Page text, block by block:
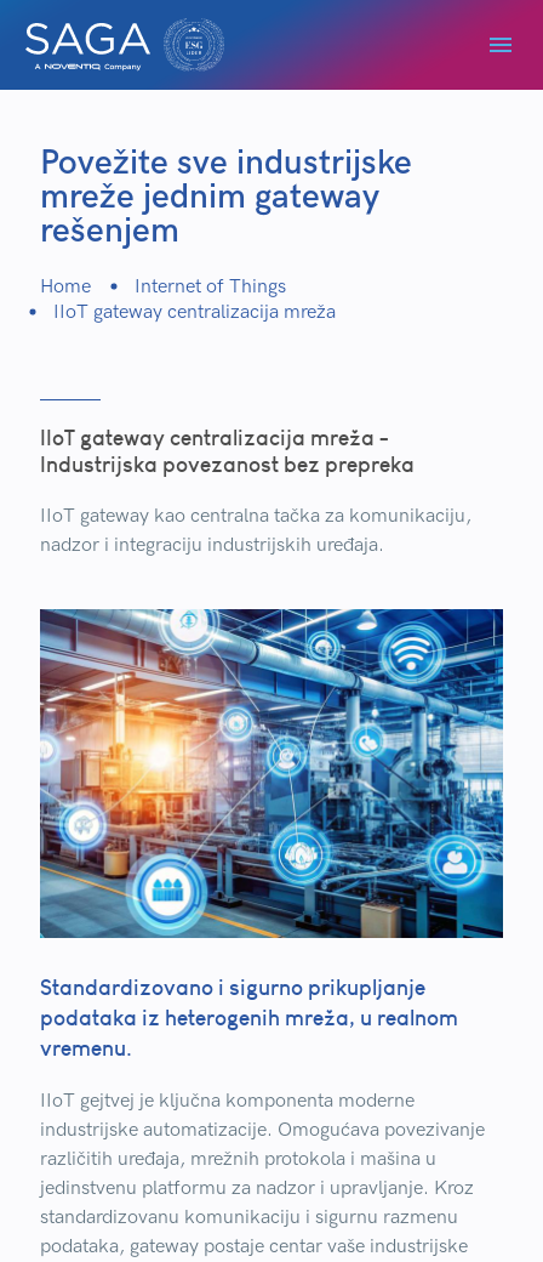
Povežite sve industrijske
mreže jednim gateway
rešenjem
Home
Internet of Things
IIoT gateway centralizacija mreža
IIoT gateway centralizacija mreža -
Industrijska povezanost bez prepreka
IIoT gateway kao centralna tačka za komunikaciju,
nadzor i integraciju industrijskih uređaja.
Standardizovano i sigurno prikupljanje
podataka iz heterogenih mreža, u realnom
vremenu.
IIoT gejtvej je ključna komponenta moderne
industrijske automatizacije. Omogućava povezivanje
različitih uređaja, mrežnih protokola i mašina u
jedinstvenu platformu za nadzor i upravljanje. Kroz
standardizovanu komunikaciju i sigurnu razmenu
podataka, gateway postaje centar vaše industrijske